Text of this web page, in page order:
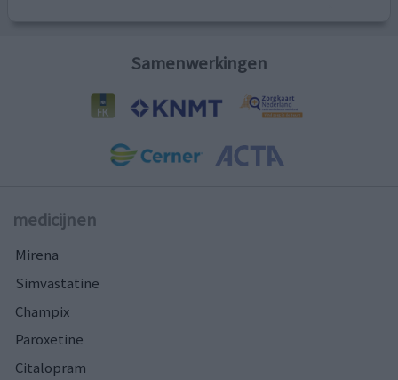
Samenwerkingen
medicijnen
Mirena
Simvastatine
Champix
Paroxetine
Citalopram